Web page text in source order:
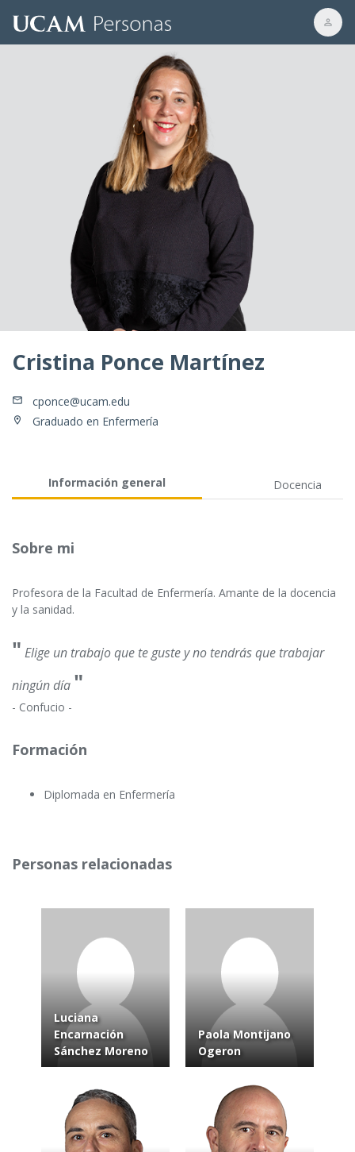
Cristina Ponce Martínez
cponce@ucam.edu
Graduado en Enfermería
Información general Docencia
Sobre mi
Profesora de la Facultad de Enfermería. Amante de la docencia
y la sanidad.
" Elige un trabajo que te guste y no tendrás que trabajar
ningún día "
- Confucio -
Formación
Diplomada en Enfermería
Personas relacionadas
Luciana
Encarnación
Sánchez Moreno
Paola Montijano
Ogeron